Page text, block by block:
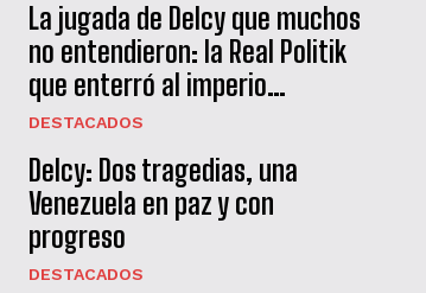
La jugada de Delcy que muchos
no entendieron: la Real Politik
que enterró al imperio…
DESTACADOS
Delcy: Dos tragedias, una
Venezuela en paz y con
progreso
DESTACADOS